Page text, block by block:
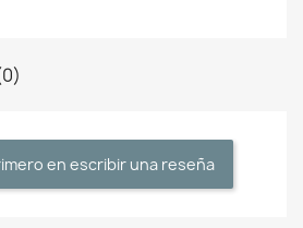
en escribir una reseña